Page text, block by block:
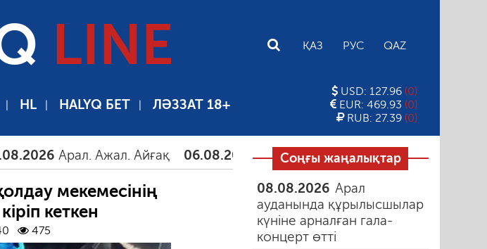
LINE ҚАЗ РУС QAZ
HL HALYQ БЕТ ЛӘЗЗАТ 18+
USD: 127.96 (0)
EUR: 469.93 (0)
RUB: 27.39 (0)
Арал. Ажал. Айғақ 06.08.2026 Тамыздағы таңғы түтін 06.08.2026
мекемесінің
кеткен
475
Соңғы жаңалықтар
08.08.2026 Арал
ауданында құрылысшылар
күніне арналған гала-
концерт өтті